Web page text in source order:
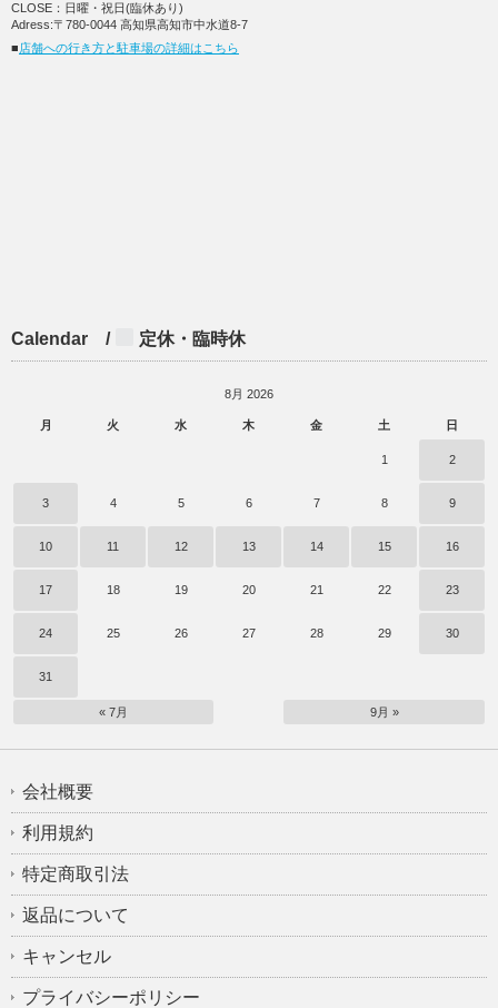
CLOSE：日曜・祝日(臨休あり)
Adress:〒780-0044 高知県高知市中水道8-7
■店舗への行き方と駐車場の詳細はこちら
Calendar / 定休・臨時休
8月 2026
月 火 水 木 金 土 日
1 2
3 4 5 6 7 8 9
10 11 12 13 14 15 16
17 18 19 20 21 22 23
24 25 26 27 28 29 30
31
« 7月 9月 »
会社概要
利用規約
特定商取引法
返品について
キャンセル
プライバシーポリシー